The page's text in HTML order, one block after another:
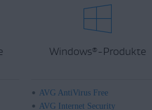
Windows® -Produkte
AVG AntiVirus Free
AVG Internet Security